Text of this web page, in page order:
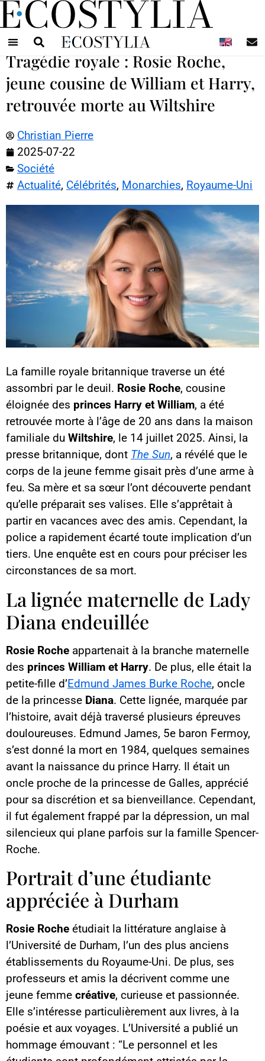
Tragédie royale : Rosie Roche,
jeune cousine de William et Harry,
retrouvée morte au Wiltshire
Christian Pierre
2025-07-22
Société
Actualité, Célébrités, Monarchies, Royaume-Uni
La famille royale britannique traverse un été
assombri par le deuil. Rosie Roche, cousine
éloignée des princes Harry et William, a été
retrouvée morte à l’âge de 20 ans dans la maison
familiale du Wiltshire, le 14 juillet 2025. Ainsi, la
presse britannique, dont The Sun, a révélé que le
corps de la jeune femme gisait près d’une arme à
feu. Sa mère et sa sœur l’ont découverte pendant
qu’elle préparait ses valises. Elle s’apprêtait à
partir en vacances avec des amis. Cependant, la
police a rapidement écarté toute implication d’un
tiers. Une enquête est en cours pour préciser les
circonstances de sa mort.
La lignée maternelle de Lady
Diana endeuillée
Rosie Roche appartenait à la branche maternelle
des princes William et Harry. De plus, elle était la
petite-fille d’Edmund James Burke Roche, oncle
de la princesse Diana. Cette lignée, marquée par
l’histoire, avait déjà traversé plusieurs épreuves
douloureuses. Edmund James, 5e baron Fermoy,
s’est donné la mort en 1984, quelques semaines
avant la naissance du prince Harry. Il était un
oncle proche de la princesse de Galles, apprécié
pour sa discrétion et sa bienveillance. Cependant,
il fut également frappé par la dépression, un mal
silencieux qui plane parfois sur la famille Spencer-
Roche.
Portrait d’une étudiante
appréciée à Durham
Rosie Roche étudiait la littérature anglaise à
l’Université de Durham, l’un des plus anciens
établissements du Royaume-Uni. De plus, ses
professeurs et amis la décrivent comme une
jeune femme créative, curieuse et passionnée.
Elle s’intéresse particulièrement aux livres, à la
poésie et aux voyages. L’Université a publié un
hommage émouvant : “Le personnel et les